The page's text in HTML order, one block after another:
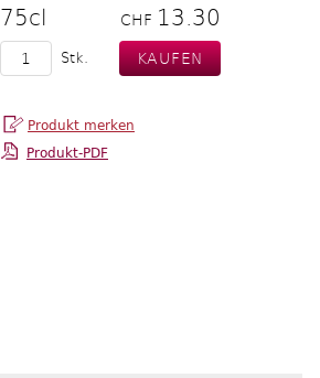
75cl CHF 13.30
Stk.
Produkt-PDF